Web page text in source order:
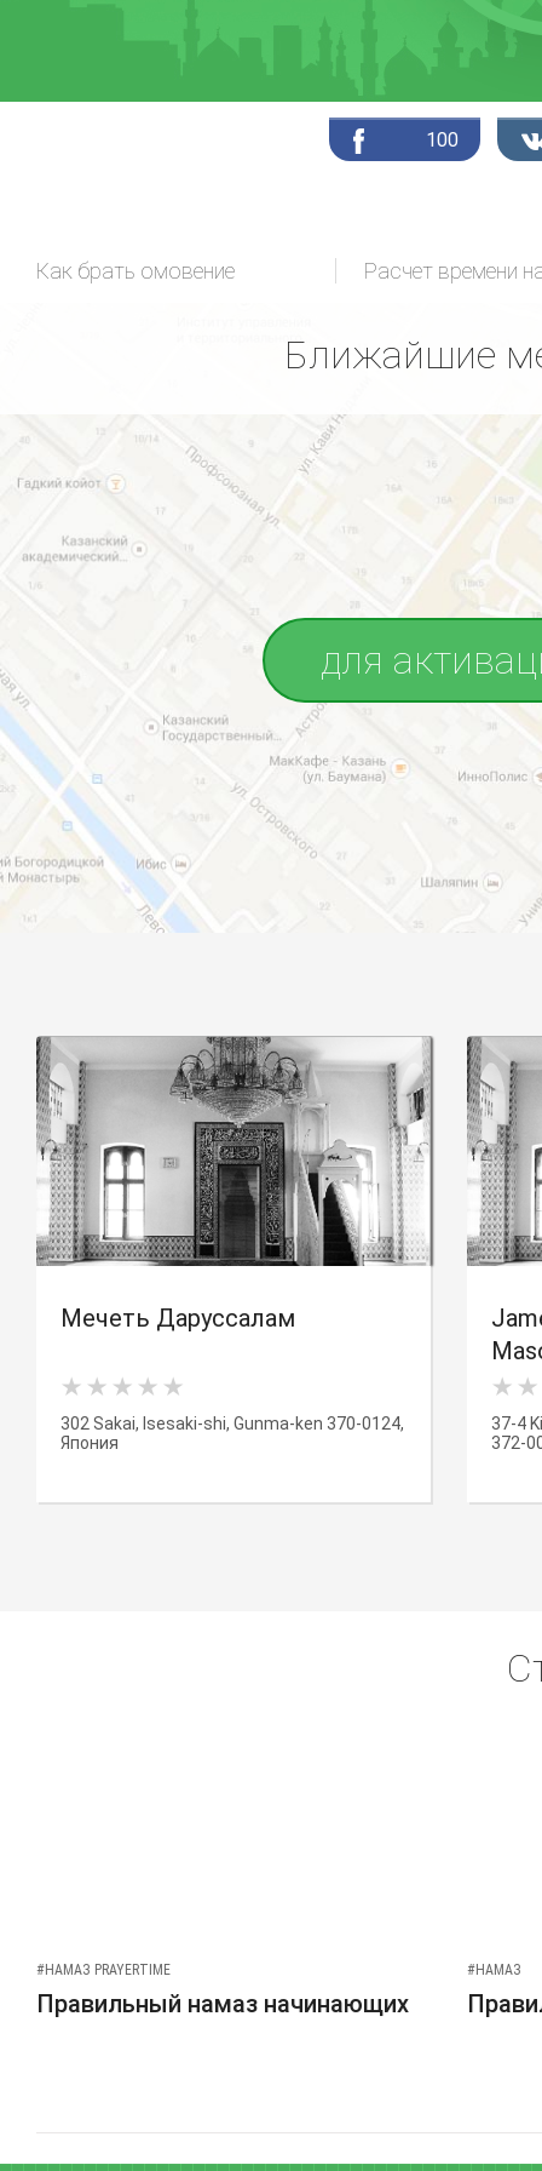
100
Как брать омовение Расчет времени
Ближайшие
для
Мечеть Даруссалам
302 Sakai, Isesaki-shi, Gunma-ken 370-0124,
Япония
37-4
372-
#НАМАЗ PRAYERTIME
Правильный намаз начинающих
#НАМАЗ